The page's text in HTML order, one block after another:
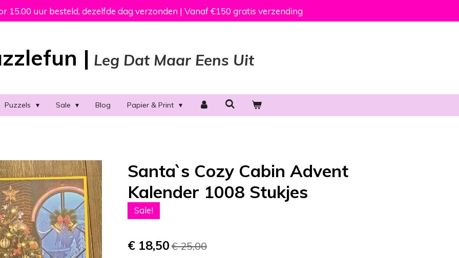
15.00 uur besteld, dezelfde dag verzonden | Vanaf €150 gratis verzending
| Leg Dat Maar Eens Uit
Puzzels Sale Blog Papier & Print
Santa`s Cozy Cabin Advent
Kalender 1008 Stukjes
Sale!
€ 18,50 € 25,00